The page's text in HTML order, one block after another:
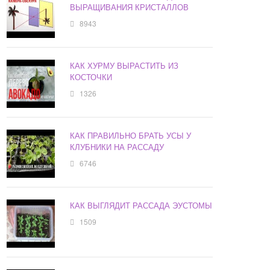
ВЫРАЩИВАНИЯ КРИСТАЛЛОВ
8943
КАК ХУРМУ ВЫРАСТИТЬ ИЗ
КОСТОЧКИ
1326
КАК ПРАВИЛЬНО БРАТЬ УСЫ У
КЛУБНИКИ НА РАССАДУ
6746
КАК ВЫГЛЯДИТ РАССАДА ЭУСТОМЫ
1509